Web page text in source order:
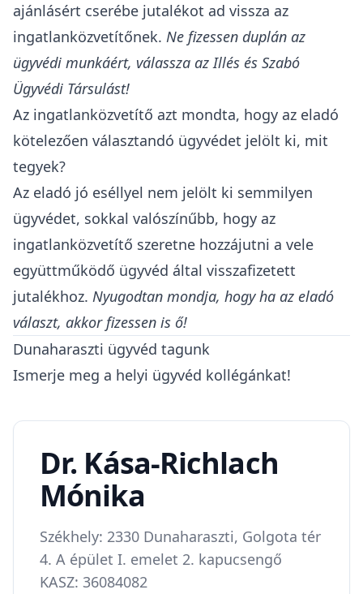
ajánlásért cserébe jutalékot ad vissza az
ingatlanközvetítőnek. Ne fizessen duplán az
ügyvédi munkáért, válassza az Illés és Szabó
Ügyvédi Társulást!
Az ingatlanközvetítő azt mondta, hogy az eladó
kötelezően választandó ügyvédet jelölt ki, mit
tegyek?
Az eladó jó eséllyel nem jelölt ki semmilyen
ügyvédet, sokkal valószínűbb, hogy az
ingatlanközvetítő szeretne hozzájutni a vele
együttműködő ügyvéd által visszafizetett
jutalékhoz. Nyugodtan mondja, hogy ha az eladó
választ, akkor fizessen is ő!
Dunaharaszti ügyvéd tagunk
Ismerje meg a helyi ügyvéd kollégánkat!
Dr. Kása-Richlach
Mónika
Székhely: 2330 Dunaharaszti, Golgota tér
4. A épület I. emelet 2. kapucsengő
KASZ: 36084082